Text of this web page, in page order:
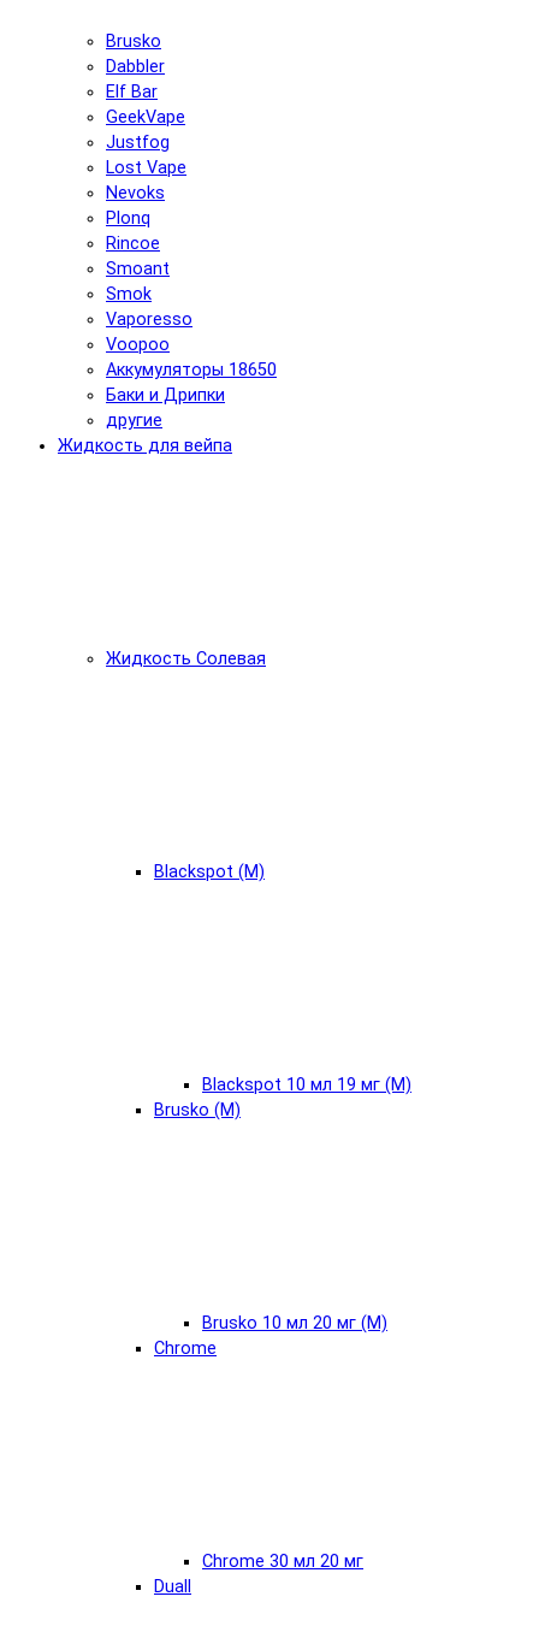
Brusko
Dabbler
Elf Bar
GeekVape
Justfog
Lost Vape
Nevoks
Plonq
Rincoe
Smoant
Smok
Vaporesso
Voopoo
Аккумуляторы 18650
Баки и Дрипки
другие
Жидкость для вейпа
Жидкость Солевая
Blackspot (М)
Blackspot 10 мл 19 мг (М)
Brusko (М)
Brusko 10 мл 20 мг (М)
Chrome
Chrome 30 мл 20 мг
Duall